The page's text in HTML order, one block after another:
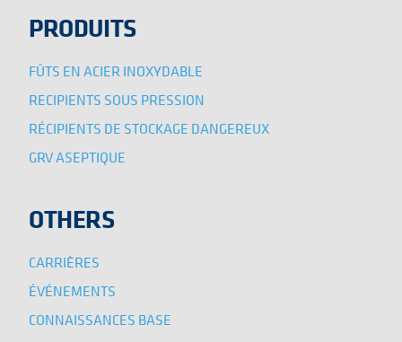
PRODUITS
FÛTS EN ACIER INOXYDABLE
RECIPIENTS SOUS PRESSION
RÉCIPIENTS DE STOCKAGE DANGEREUX
GRV ASEPTIQUE
OTHERS
CARRIÈRES
ÉVÉNEMENTS
CONNAISSANCES BASE